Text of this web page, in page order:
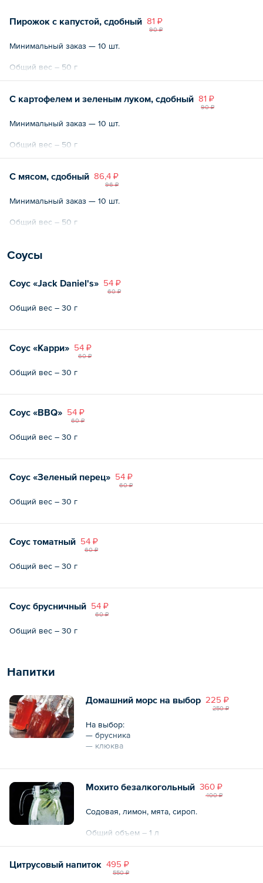
81 ₽
90 ₽
Пирожок с капустой, сдобный
Минимальный заказ — 10 шт.
Общий вес – 50 г
81 ₽
90 ₽
С картофелем и зеленым луком, сдобный
Минимальный заказ — 10 шт.
Общий вес – 50 г
86,4 ₽
96 ₽
С мясом, сдобный
Минимальный заказ — 10 шт.
Общий вес – 50 г
Соусы
54 ₽
60 ₽
Соус «Jack Daniel's»
Общий вес – 30 г
54 ₽
60 ₽
Соус «Карри»
Общий вес – 30 г
54 ₽
60 ₽
Соус «BBQ»
Общий вес – 30 г
54 ₽
60 ₽
Соус «Зеленый перец»
Общий вес – 30 г
54 ₽
60 ₽
Соус томатный
Общий вес – 30 г
54 ₽
60 ₽
Соус брусничный
Общий вес – 30 г
Напитки
225 ₽
250 ₽
Домашний морс на выбор
На выбор:
— брусника
— клюква
Общий объем – 1 л
360 ₽
400 ₽
Мохито безалкогольный
Содовая, лимон, мята, сироп.
Общий объем – 1 л
495 ₽
550 ₽
Цитрусовый напиток